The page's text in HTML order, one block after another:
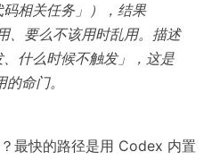
相关任务」），结果
、要么不该用时乱用。描述
什么时候不触发」，这是
命门。
最快的路径是用 Codex 内置